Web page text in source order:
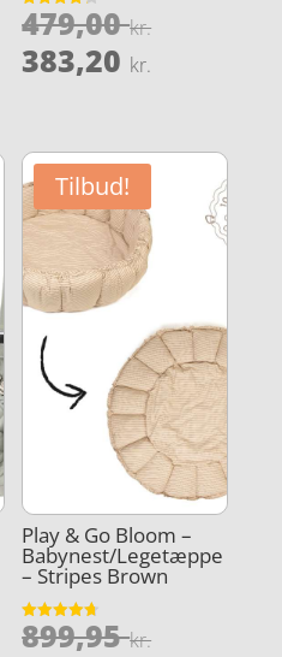
kr..
kr..
Vurderet
4.2
479,00kr.Den
479,00
383,20 kr.
er:
383,20
Tilbud!
Play & Go Bloom –
Babynest/Legetæppe
– Stripes Brown
Vurderet
4.7
899,95kr.Den